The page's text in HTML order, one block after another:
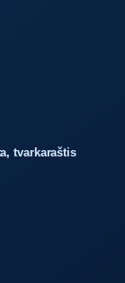
tvarkaraštis